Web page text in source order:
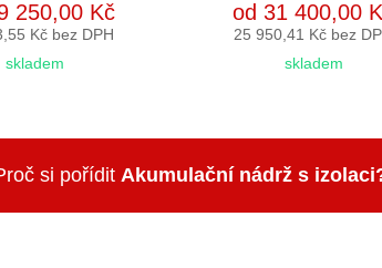
250,00 Kč
Kč bez DPH
skladem
od 31 400,00
25 950,41 Kč bez
skladem
si pořídit Akumulační nádrž s